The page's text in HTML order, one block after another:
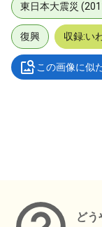
東日本大震災
復興 収録:い
この画像に似
どう